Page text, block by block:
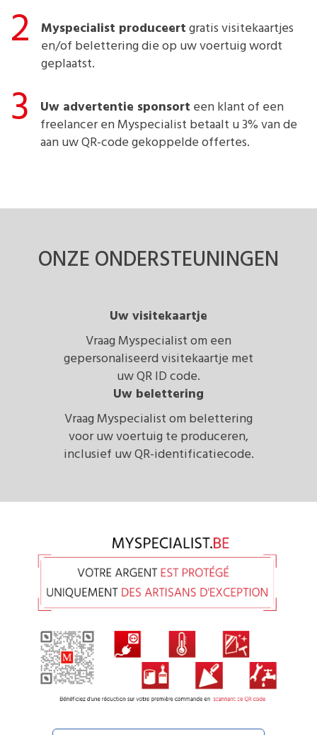
2 Myspecialist produceert gratis visitekaartjes
en/of belettering die op uw voertuig wordt
geplaatst.
3 Uw advertentie sponsort een klant of een
freelancer en Myspecialist betaalt u 3% van de
aan uw QR-code gekoppelde offertes.
ONZE ONDERSTEUNINGEN
Uw visitekaartje
Vraag Myspecialist om een
gepersonaliseerd visitekaartje met
uw QR ID code.
Uw belettering
Vraag Myspecialist om belettering
voor uw voertuig te produceren,
inclusief uw QR-identificatiecode.